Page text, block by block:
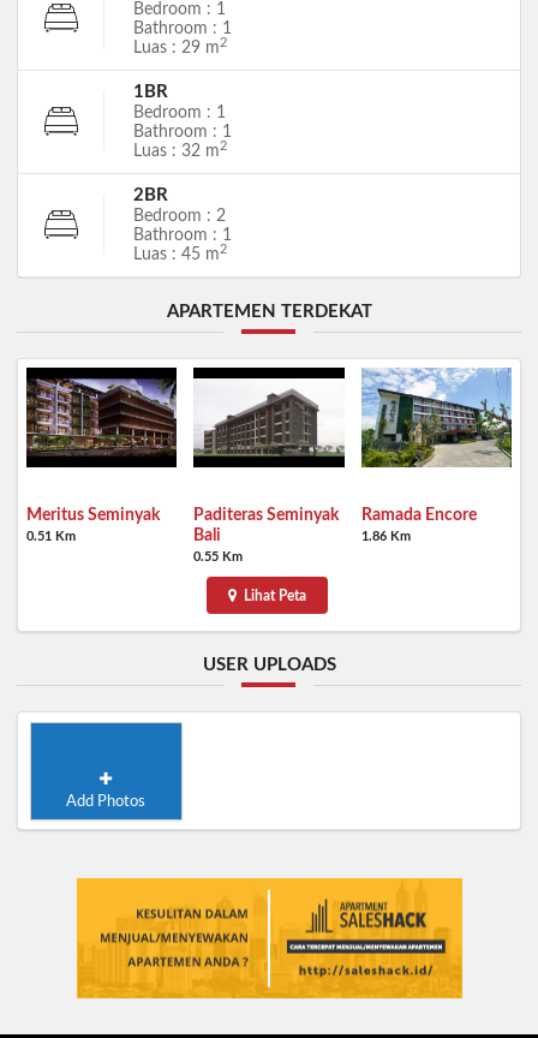
Bedroom : 1
Bathroom : 1
Luas : 29 m2
1BR
Bedroom : 1
Bathroom : 1
Luas : 32 m2
2BR
Bedroom : 2
Bathroom : 1
Luas : 45 m 2
APARTEMEN TERDEKAT
Meritus Seminyak
0.51 Km
Paditeras Seminyak
Bali
0.55 Km
Ramada Encore
1.86 Km
Lihat Peta
USER UPLOADS
Add Photos